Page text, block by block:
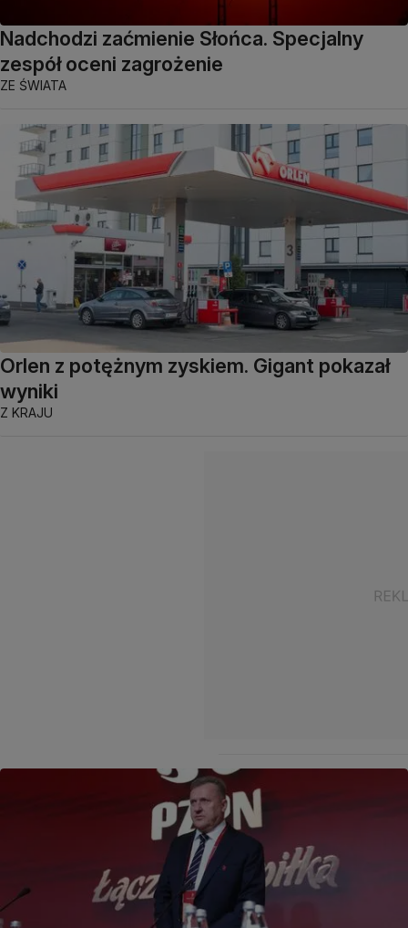
Nadchodzi zaćmienie Słońca. Specjalny
zespół oceni zagrożenie
ZE ŚWIATA
Orlen z potężnym zyskiem. Gigant pokazał
wyniki
Z KRAJU